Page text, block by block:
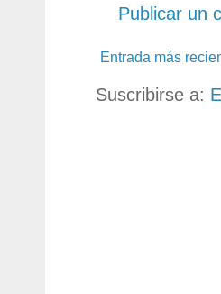
Publicar un
Entrada más
Suscribirse a: